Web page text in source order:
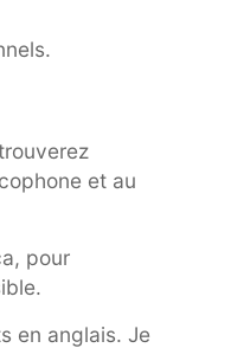
et au
pour
en anglais. Je